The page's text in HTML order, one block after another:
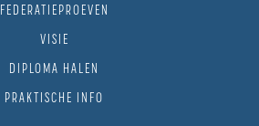
FEDERATIEPROEVEN
VISIE
DIPLOMA HALEN
PRAKTISCHE INFO